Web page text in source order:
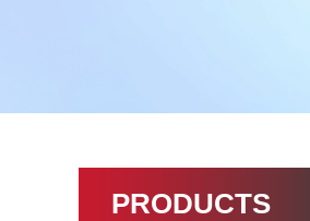
PRODUCTS